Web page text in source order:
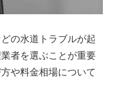
の水道トラブルが起
者を選ぶことが重要
や料金相場について